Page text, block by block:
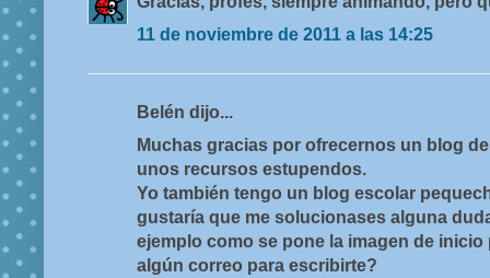
11 de noviembre de 2011 a las 14:25
Belén dijo...
Muchas gracias por ofrecernos un blog
unos recursos estupendos.
Yo también tengo un blog escolar
gustaría que me solucionases alguna
ejemplo como se pone la imagen de
algún correo para escribirte?